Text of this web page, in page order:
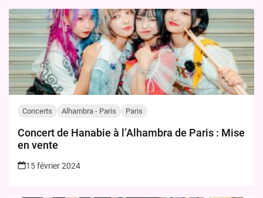
Concerts Alhambra - Paris Paris
Concert de Hanabie à l’Alhambra de Paris : Mise
en vente
15 février 2024